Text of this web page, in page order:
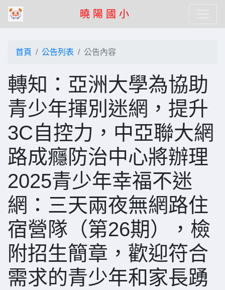
曉 陽 國 小
首頁 公告列表 公告內容
轉知：亞洲大學為協助
青少年揮別迷網，提升
3C自控力，中亞聯大網
路成癮防治中心將辦理
2025青少年幸福不迷
網：三天兩夜無網路住
宿營隊（第26期），檢
附招生簡章，歡迎符合
需求的青少年和家長踴